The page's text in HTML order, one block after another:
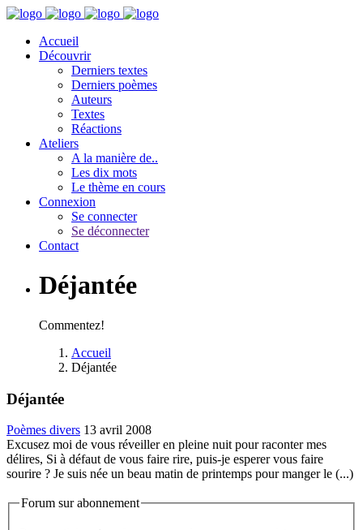
Accueil
Découvrir
Derniers textes
Derniers poèmes
Auteurs
Textes
Réactions
Ateliers
A la manière de..
Les dix mots
Le thème en cours
Connexion
Se connecter
Se déconnecter
Contact
Déjantée
Commentez!
Accueil
Déjantée
Déjantée
Poèmes divers 13 avril 2008
Excusez moi de vous réveiller en pleine nuit pour raconter mes
délires, Si à défaut de vous faire rire, puis-je esperer vous faire
sourire ? Je suis née un beau matin de printemps pour manger le (...)
Forum sur abonnement